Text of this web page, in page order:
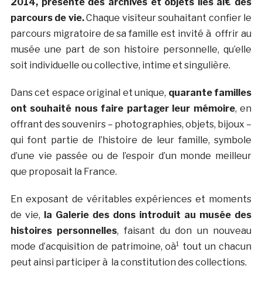
parcours de vie.Chaque visiteur souhaitant confier le
parcours migratoire de sa famille est invité à offrir au
musée une part de son histoire personnelle, qu’elle
soit individuelle ou collective, intime et singulière.
Dans cet espace original et unique, quarante familles
ont souhaité nous faire partager leur mémoire, en
offrant des souvenirs – photographies, objets, bijoux –
qui font partie de l’histoire de leur famille, symbole
d’une vie passée ou de l’espoir d’un monde meilleur
que proposait la France.
En exposant de véritables expériences et moments
de vie, la Galerie des dons introduit au musée des
histoires personnelles, faisant du don un nouveau
mode d’acquisition de patrimoine, oà¹ tout un chacun
peut ainsi participer à la constitution des collections.